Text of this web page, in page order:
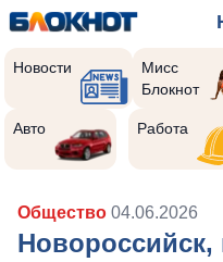
Новости
Мисс
Блокнот
Авто Работа
Общество 04.06.2026
Новороссийск,